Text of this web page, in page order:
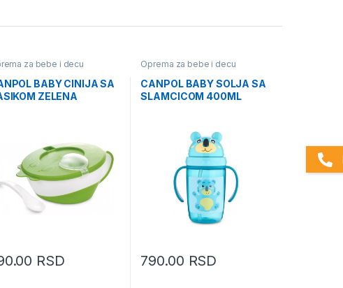
za bebe i decu
BABY CINIJA SA
ZELENA
RSD
Oprema za bebe i decu
CANPOL BABY SOLJA SA
SLAMCICOM 400ML
790.00 RSD